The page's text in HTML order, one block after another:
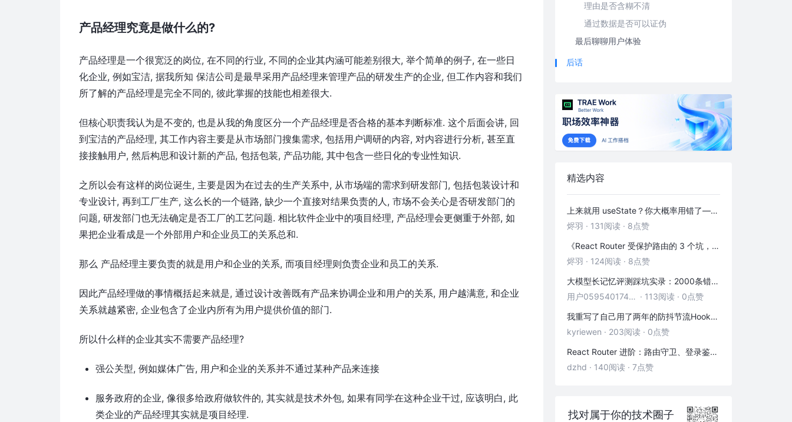
产品经理究竟是做什么的?
产品经理是一个很宽泛的岗位, 在不同的行业, 不同的企业其内涵可能差别很大, 举个简单的例子, 在一些日
化企业, 例如宝洁, 据我所知 保洁公司是最早采用产品经理来管理产品的研发生产的企业, 但工作内容和我们
所了解的产品经理是完全不同的, 彼此掌握的技能也相差很大.
但核心职责我认为是不变的, 也是从我的角度区分一个产品经理是否合格的基本判断标准. 这个后面会讲, 回
到宝洁的产品经理, 其工作内容主要是从市场部门搜集需求, 包括用户调研的内容, 对内容进行分析, 甚至直
接接触用户, 然后构思和设计新的产品, 包括包装, 产品功能, 其中包含一些日化的专业性知识.
之所以会有这样的岗位诞生, 主要是因为在过去的生产关系中, 从市场端的需求到研发部门, 包括包装设计和
专业设计, 再到工厂生产, 这么长的一个链路, 缺少一个直接对结果负责的人, 市场不会关心是否研发部门的
问题, 研发部门也无法确定是否工厂的工艺问题. 相比软件企业中的项目经理, 产品经理会更侧重于外部, 如
果把企业看成是一个外部用户和企业员工的关系总和.
那么 产品经理主要负责的就是用户和企业的关系, 而项目经理则负责企业和员工的关系.
因此产品经理做的事情概括起来就是, 通过设计改善既有产品来协调企业和用户的关系, 用户越满意, 和企业
关系就越紧密, 企业包含了企业内所有为用户提供价值的部门.
所以什么样的企业其实不需要产品经理?
强公关型, 例如媒体广告, 用户和企业的关系并不通过某种产品来连接
服务政府的企业, 像很多给政府做软件的, 其实就是技术外包, 如果有同学在这种企业干过, 应该明白, 此
类企业的产品经理其实就是项目经理.
理由是否含糊不清
通过数据是否可以证伪
最后聊聊用户体验
后话
精选内容
上来就用 useState？你大概率用错了——useRef 的三种正确打开方式
烬羽 · 131阅读 · 8点赞
《React Router 受保护路由的 3 个坑，第 2 个 90% 的人都踩过》
烬羽 · 124阅读 · 8点赞
大模型长记忆评测踩坑实录：2000条错位记忆，让我排查了整整3小时
用户05954017446 · 113阅读 · 0点赞
我重写了自己用了两年的防抖节流Hook——发现里面藏着3个隐藏bug
kyriewen · 203阅读 · 0点赞
React Router 进阶：路由守卫、登录鉴权与状态传递
dzhd · 140阅读 · 7点赞
找对属于你的技术圈子